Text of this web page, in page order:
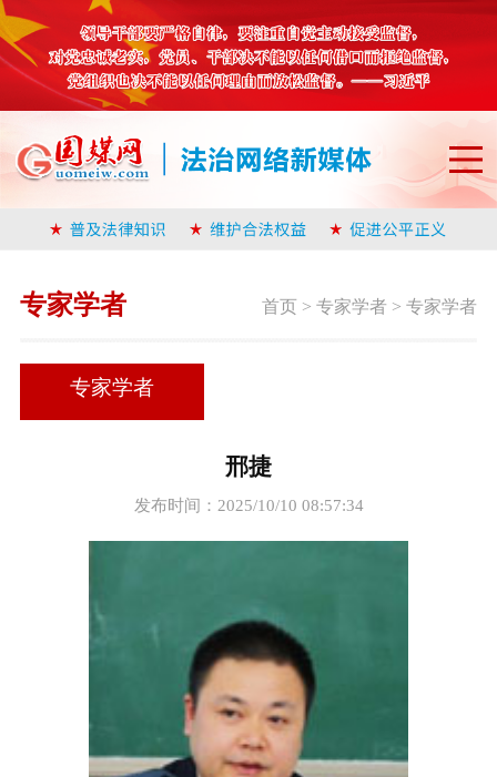
专家学者 首页 >专家学者 >专家学者
专家学者
邢捷
发布时间：2025/10/10 08:57:34